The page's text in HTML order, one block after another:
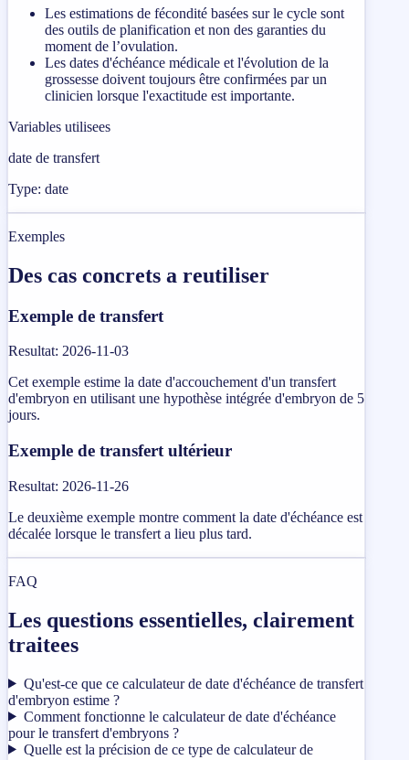
Les estimations de fécondité basées sur le cycle sont
des outils de planification et non des garanties du
moment de l’ovulation.
Les dates d'échéance médicale et l'évolution de la
grossesse doivent toujours être confirmées par un
clinicien lorsque l'exactitude est importante.
Variables utilisees
date de transfert
Type: date
Exemples
Des cas concrets a reutiliser
Exemple de transfert
Resultat: 2026-11-03
Cet exemple estime la date d'accouchement d'un transfert
d'embryon en utilisant une hypothèse intégrée d'embryon de 5
jours.
Exemple de transfert ultérieur
Resultat: 2026-11-26
Le deuxième exemple montre comment la date d'échéance est
décalée lorsque le transfert a lieu plus tard.
FAQ
Les questions essentielles, clairement
traitees
Qu'est-ce que ce calculateur de date d'échéance de transfert
d'embryon estime ?
Comment fonctionne le calculateur de date d'échéance
pour le transfert d'embryons ?
Quelle est la précision de ce type de calculateur de